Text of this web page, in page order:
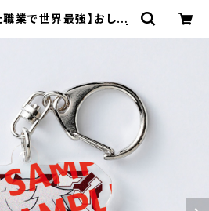
職業で世界最強】おしよ